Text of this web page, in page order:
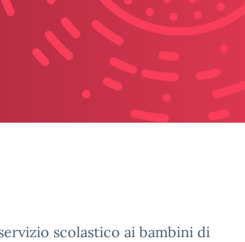
scolastico ai bambini di